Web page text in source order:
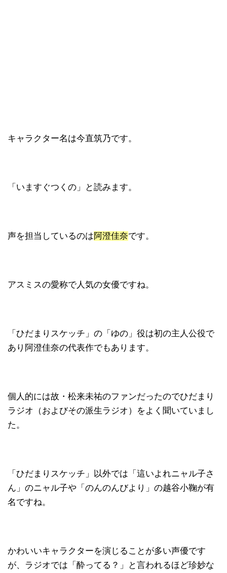
キャラクター名は今直筑乃です。
「いますぐつくの」と読みます。
声を担当しているのは阿澄佳奈です。
アスミスの愛称で人気の女優ですね。
「ひだまりスケッチ」の「ゆの」役は初の主人公役で
あり阿澄佳奈の代表作でもあります。
個人的には故・松来未祐のファンだったのでひだまり
ラジオ（およびその派生ラジオ）をよく聞いていまし
た。
「ひだまりスケッチ」以外では「這いよれニャル子さ
ん」のニャル子や「のんのんびより」の越谷小鞠が有
名ですね。
かわいいキャラクターを演じることが多い声優です
が、ラジオでは「酔ってる？」と言われるほど珍妙な